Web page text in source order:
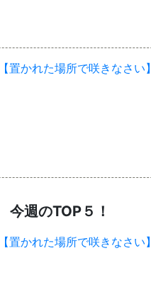
【置かれた場所で咲きなさい】
今週のTOP５！
【置かれた場所で咲きなさい】